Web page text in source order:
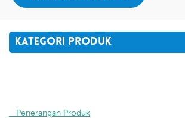
KATEGORI PRODUK